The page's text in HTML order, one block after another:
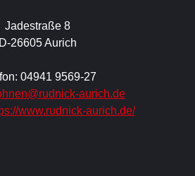
Jadestraße 8
D-26605 Aurich
04941 9569-27
aurich.de
www.rudnick-aurich.de/